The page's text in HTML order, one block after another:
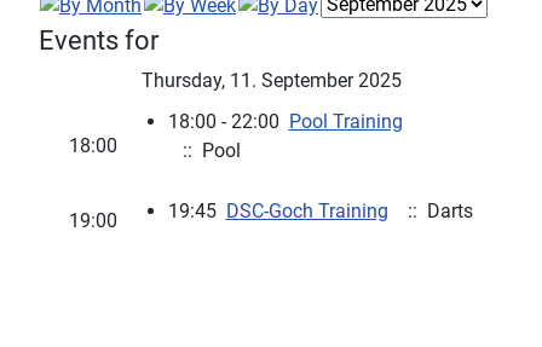
Events for
Thursday, 11. September 2025
18:00
18:00 - 22:00 Pool Training
:: Pool
19:00 19:45 DSC-Goch Training :: Darts